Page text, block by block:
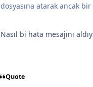
dosyasına atarak ancak
Nasıl bi hata mesajını
Quote